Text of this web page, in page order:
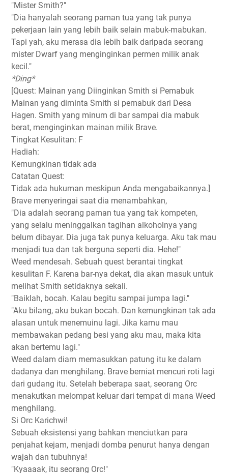
"Mister Smith?"
"Dia hanyalah seorang paman tua yang tak punya
pekerjaan lain yang lebih baik selain mabuk-mabukan.
Tapi yah, aku merasa dia lebih baik daripada seorang
mister Dwarf yang menginginkan permen milik anak
kecil."
*Ding*
[Quest: Mainan yang Diinginkan Smith si Pemabuk
Mainan yang diminta Smith si pemabuk dari Desa
Hagen. Smith yang minum di bar sampai dia mabuk
berat, menginginkan mainan milik Brave.
Tingkat Kesulitan: F
Hadiah:
Kemungkinan tidak ada
Catatan Quest:
Tidak ada hukuman meskipun Anda mengabaikannya.]
Brave menyeringai saat dia menambahkan,
"Dia adalah seorang paman tua yang tak kompeten,
yang selalu meninggalkan tagihan alkoholnya yang
belum dibayar. Dia juga tak punya keluarga. Aku tak mau
menjadi tua dan tak berguna seperti dia. Hehe!"
Weed mendesah. Sebuah quest berantai tingkat
kesulitan F. Karena bar-nya dekat, dia akan masuk untuk
melihat Smith setidaknya sekali.
"Baiklah, bocah. Kalau begitu sampai jumpa lagi."
"Aku bilang, aku bukan bocah. Dan kemungkinan tak ada
alasan untuk menemuinu lagi. Jika kamu mau
membawakan pedang besi yang aku mau, maka kita
akan bertemu lagi."
Weed dalam diam memasukkan patung itu ke dalam
dadanya dan menghilang. Brave berniat mencuri roti lagi
dari gudang itu. Setelah beberapa saat, seorang Orc
menakutkan melompat keluar dari tempat di mana Weed
menghilang.
Si Orc Karichwi!
Sebuah eksistensi yang bahkan menciutkan para
penjahat kejam, menjadi domba penurut hanya dengan
wajah dan tubuhnya!
"Kyaaaak, itu seorang Orc!"